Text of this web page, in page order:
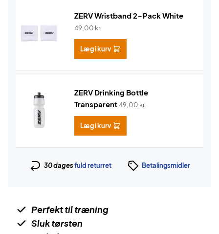
ZERV Wristband 2-Pack White
49,00 kr.
Læg i kurv
ZERV Drinking Bottle
Transparent49,00 kr.
Læg i kurv
30 dagesfuld returret Betalingsmidler
Perfekt til træning
Sluk tørsten